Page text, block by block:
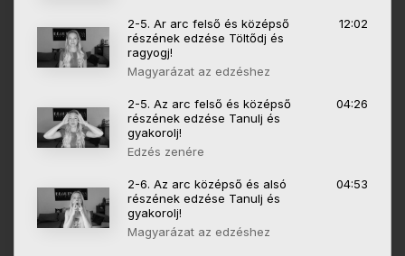
2-5. Ar arc felső és középső
részének edzése Töltődj és
ragyogj!
12:02
Magyarázat az edzéshez
2-5. Az arc felső és középső
részének edzése Tanulj és
gyakorolj!
04:26
Edzés zenére
2-6. Az arc középső és alsó
részének edzése Tanulj és
gyakorolj!
04:53
Magyarázat az edzéshez